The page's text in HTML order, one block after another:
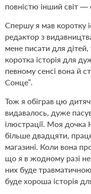
повністю інший світ —
Спершу я мав коротку
редактор з
мене писати для
коротка історія для
певному сенсі вона й
Сонце”.
Тож я обіграв цю
видавалось, дуже
ілюстрації. Моя дочка
більше двадцяти,
магазині. Коли вона
що я в жодному разі
них буде
буде хороша історія